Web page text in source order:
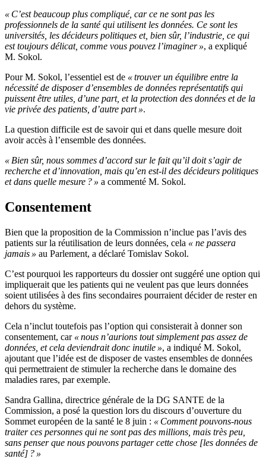
« C’est beaucoup plus compliqué, car ce ne sont pas les
professionnels de la santé qui utilisent les données. Ce sont les
universités, les décideurs politiques et, bien sûr, l’industrie, ce qui
est toujours délicat, comme vous pouvez l’imaginer », a expliqué
M. Sokol.
Pour M. Sokol, l’essentiel est de « trouver un équilibre entre la
nécessité de disposer d’ensembles de données représentatifs qui
puissent être utiles, d’une part, et la protection des données et de la
vie privée des patients, d’autre part ».
La question difficile est de savoir qui et dans quelle mesure doit
avoir accès à l’ensemble des données.
« Bien sûr, nous sommes d’accord sur le fait qu’il doit s’agir de
recherche et d’innovation, mais qu’en est-il des décideurs politiques
et dans quelle mesure ? » a commenté M. Sokol.
Consentement
Bien que la proposition de la Commission n’inclue pas l’avis des
patients sur la réutilisation de leurs données, cela « ne passera
jamais » au Parlement, a déclaré Tomislav Sokol.
C’est pourquoi les rapporteurs du dossier ont suggéré une option qui
impliquerait que les patients qui ne veulent pas que leurs données
soient utilisées à des fins secondaires pourraient décider de rester en
dehors du système.
Cela n’inclut toutefois pas l’option qui consisterait à donner son
consentement, car « nous n’aurions tout simplement pas assez de
données, et cela deviendrait donc inutile », a indiqué M. Sokol,
ajoutant que l’idée est de disposer de vastes ensembles de données
qui permettraient de stimuler la recherche dans le domaine des
maladies rares, par exemple.
Sandra Gallina, directrice générale de la DG SANTE de la
Commission, a posé la question lors du discours d’ouverture du
Sommet européen de la santé le 8 juin : « Comment pouvons-nous
traiter ces personnes qui ne sont pas des millions, mais très peu,
sans penser que nous pouvons partager cette chose [les données de
santé] ? »